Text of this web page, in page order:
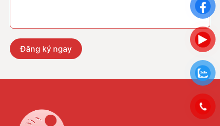
Đăng ký ngay